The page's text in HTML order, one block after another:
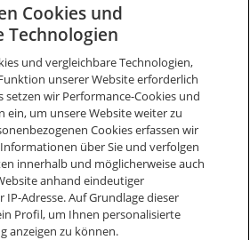
Cookies und
Technologien
und vergleichbare Technologien,
unserer Website erforderlich
setzen wir Performance-Cookies und
ein, um unsere Website weiter zu
Cookies erfassen wir
über Sie und verfolgen
innerhalb und möglicherweise auch
anhand eindeutiger
IP-Adresse. Auf Grundlage dieser
Profil, um Ihnen personalisierte
anzeigen zu können.